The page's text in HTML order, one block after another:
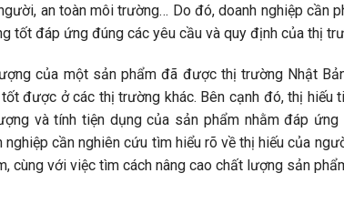
an toàn môi trường… Do đó, doanh nghiệp cần
tốt đáp ứng đúng các yêu cầu và quy định của thị
của một sản phẩm đã được thị trường Nhật
được ở các thị trường khác. Bên cạnh đó, thị hiếu
và tính tiện dụng của sản phẩm nhằm đáp
nghiệp cần nghiên cứu tìm hiểu rõ về thị hiếu của
cùng với việc tìm cách nâng cao chất lượng sản